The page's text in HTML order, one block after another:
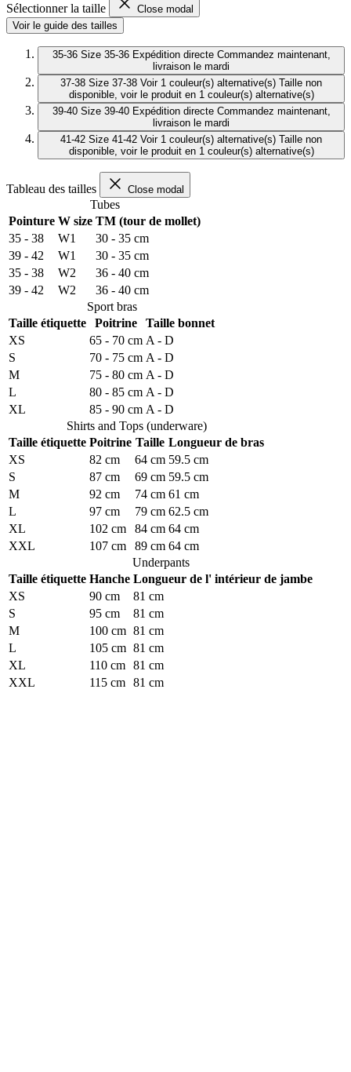
Sélectionner la taille
Close modal
Voir le guide des tailles
35-36 Size 35-36 Expédition directe Commandez maintenant,
livraison le mardi
37-38 Size 37-38 Voir 1 couleur(s) alternative(s) Taille non
disponible, voir le produit en 1 couleur(s) alternative(s)
39-40 Size 39-40 Expédition directe Commandez maintenant,
livraison le mardi
41-42 Size 41-42 Voir 1 couleur(s) alternative(s) Taille non
disponible, voir le produit en 1 couleur(s) alternative(s)
Tableau des tailles Close modal
Tubes
Pointure W size TM (tour de mollet)
35 - 38
W1
30 - 35 cm
39 - 42
W1
30 - 35 cm
35 - 38
W2
36 - 40 cm
39 - 42
W2
36 - 40 cm
Sport bras
Taille étiquette
Poitrine
Taille bonnet
XS
65 - 70 cm A - D
S
70 - 75 cm A - D
M
75 - 80 cm A - D
L
80 - 85 cm A - D
XL
85 - 90 cm A - D
Shirts and Tops (underware)
Taille étiquette Poitrine Taille Longueur de bras
XS
82 cm 64 cm 59.5 cm
S
87 cm 69 cm 59.5 cm
M
92 cm 74 cm 61 cm
L
97 cm 79 cm 62.5 cm
XL
102 cm 84 cm 64 cm
XXL
107 cm 89 cm 64 cm
Underpants
Taille étiquette Hanche Longueur de l' intérieur de jambe
XS
90 cm
81 cm
S
95 cm
81 cm
M
100 cm 81 cm
L
105 cm 81 cm
XL
110 cm 81 cm
XXL
115 cm 81 cm